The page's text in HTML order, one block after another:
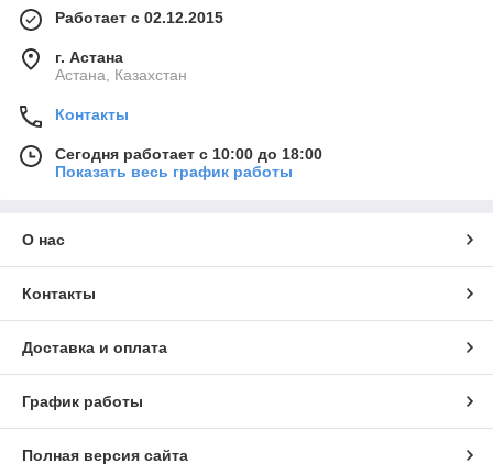
Работает с 02.12.2015
г. Астана
Астана, Казахстан
Контакты
Сегодня работает с 10:00 до 18:00
Показать весь график работы
О нас
Контакты
Доставка и оплата
График работы
Полная версия сайта